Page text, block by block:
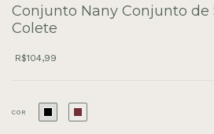
Conjunto Nany Conjunto de
Colete
R$104,99
COR